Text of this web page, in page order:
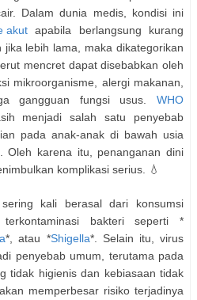
Dalam dunia medis, kondisi ini
akutapabila berlangsung kurang
lebih lama, maka dikategorikan
mencret dapat disebabkan oleh
mikroorganisme, alergi makanan,
gangguan fungsi usus. WHO
menjadi salah satu penyebab
pada anak-anak di bawah usia
Oleh karena itu, penanganan dini
komplikasi serius. 💧
kali berasal dari konsumsi
bakteri seperti *
*, atau *Shigella*. Selain itu, virus
penyebab umum, terutama pada
tidak higienis dan kebiasaan tidak
memperbesar risiko terjadinya